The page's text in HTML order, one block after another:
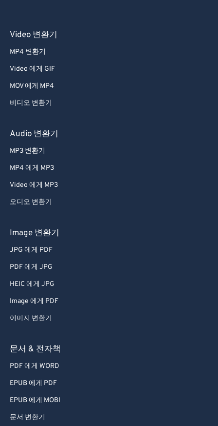
Video 변환기
MP4 변환기
Video 에게 GIF
MOV 에게 MP4
비디오 변환기
Audio 변환기
MP3 변환기
MP4 에게 MP3
Video 에게 MP3
오디오 변환기
Image 변환기
JPG 에게 PDF
PDF 에게 JPG
HEIC 에게 JPG
Image 에게 PDF
이미지 변환기
문서 & 전자책
PDF 에게 WORD
EPUB 에게 PDF
EPUB 에게 MOBI
문서 변환기